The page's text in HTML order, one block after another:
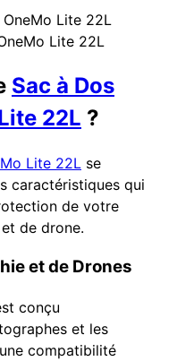
Lite 22L
Sac à Dos
22L ?
Lite 22L se
caractéristiques qui
de votre
de drone.
et de Drones
conçu
et les
compatibilité